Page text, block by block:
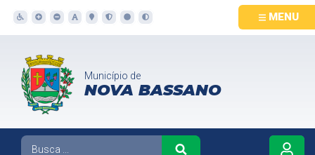
MENU
Município de
NOVA BASSANO